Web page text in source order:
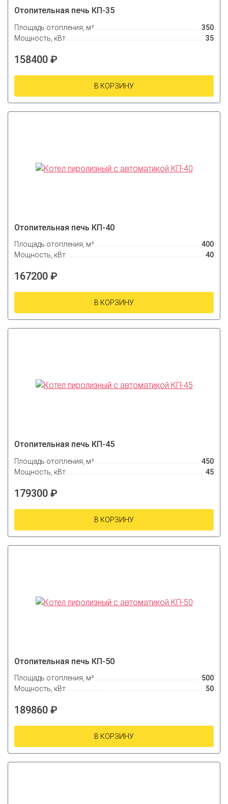
Отопительная печь КП-35
Площадь отопления, м²
350
Мощность, кВт
35
158400 ₽
В КОРЗИНУ
Отопительная печь КП-40
Площадь отопления, м²
400
Мощность, кВт
40
167200 ₽
В КОРЗИНУ
Отопительная печь КП-45
Площадь отопления, м²
450
Мощность, кВт
45
179300 ₽
В КОРЗИНУ
Отопительная печь КП-50
Площадь отопления, м²
500
Мощность, кВт
50
189860 ₽
В КОРЗИНУ